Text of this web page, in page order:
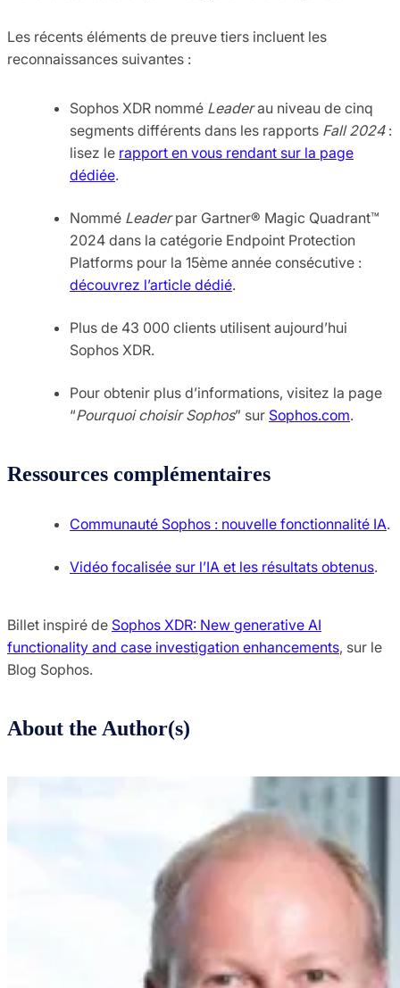
Les récents éléments de preuve tiers incluent les
reconnaissances suivantes :
Sophos XDR nommé Leaderau niveau de cinq
segments différents dans les rapports Fall 2024:
lisez le rapport en vous rendant sur la page
dédiée.
Nommé Leaderpar Gartner® Magic Quadrant™
2024 dans la catégorie Endpoint Protection
Platforms pour la 15ème année consécutive :
découvrez l’article dédié.
Plus de 43 000 clients utilisent aujourd’hui
Sophos XDR.
Pour obtenir plus d’informations, visitez la page
“Pourquoi choisir Sophos” sur Sophos.com.
Ressources complémentaires
Communauté Sophos : nouvelle fonctionnalité IA.
Vidéo focalisée sur l’IA et les résultats obtenus.
Billet inspiré de Sophos XDR: New generative AI
functionality and case investigation enhancements, sur le
Blog Sophos.
About the Author(s)